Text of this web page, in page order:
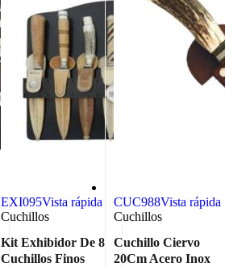
EXI095Vista rápida
Cuchillos
Kit Exhibidor De 8
Cuchillos Finos
CUC988Vista rápida
Cuchillos
Cuchillo Ciervo
20Cm Acero Inox